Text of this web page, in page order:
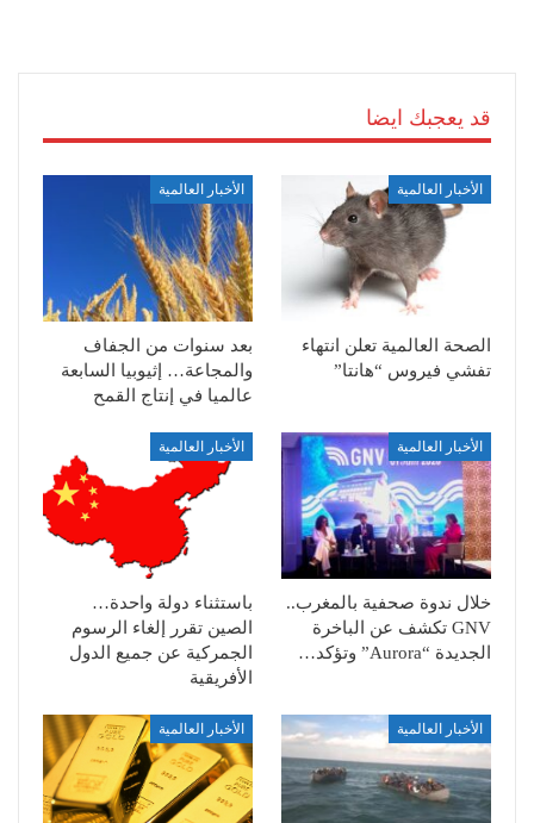
قد يعجبك ايضا
الأخبار العالمية
الصحة العالمية تعلن انتهاء
تفشي فيروس “هانتا”
الأخبار العالمية
بعد سنوات من الجفاف
والمجاعة… إثيوبيا السابعة
عالميا في إنتاج القمح
الأخبار العالمية
خلال ندوة صحفية بالمغرب..
GNV تكشف عن الباخرة
الجديدة “Aurora” وتؤكد…
الأخبار العالمية
باستثناء دولة واحدة…
الصين تقرر إلغاء الرسوم
الجمركية عن جميع الدول
الأفريقية
الأخبار العالمية الأخبار العالمية